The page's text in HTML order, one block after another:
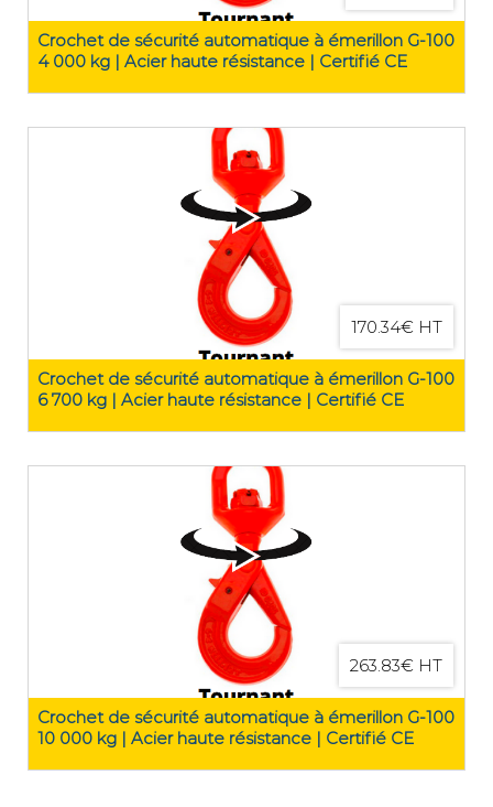
Crochet de sécurité automatique à émerillon G-100
4 000 kg | Acier haute résistance | Certifié CE
170.34€ HT
Crochet de sécurité automatique à émerillon G-100
6 700 kg | Acier haute résistance | Certifié CE
263.83€ HT
Crochet de sécurité automatique à émerillon G-100
10 000 kg | Acier haute résistance | Certifié CE